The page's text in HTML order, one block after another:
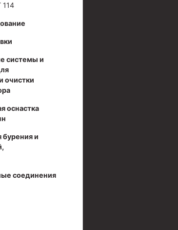
системы и
очистки
оснастка
бурения и
соединения